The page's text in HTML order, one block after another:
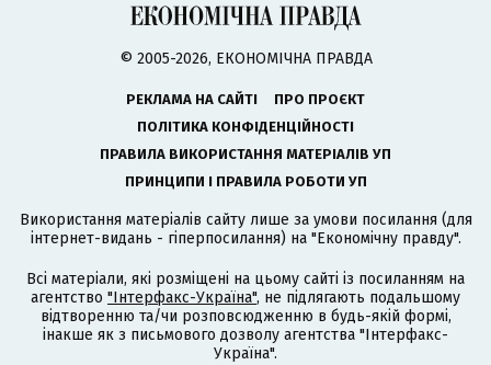
© 2005-2026, ЕКОНОМІЧНА ПРАВДА
РЕКЛАМА НА САЙТІ
ПРО ПРОЄКТ
ПОЛІТИКА КОНФІДЕНЦІЙНОСТІ
ПРАВИЛА ВИКОРИСТАННЯ МАТЕРІАЛІВ УП
ПРИНЦИПИ І ПРАВИЛА РОБОТИ УП
Використання матеріалів сайту лише за умови посилання (для
інтернет-видань - гіперпосилання) на "Економічну правду".
Всі матеріали, які розміщені на цьому сайті із посиланням на
агентство "Інтерфакс-Україна", не підлягають подальшому
відтворенню та/чи розповсюдженню в будь-якій формі,
інакше як з письмового дозволу агентства "Інтерфакс-
Україна".